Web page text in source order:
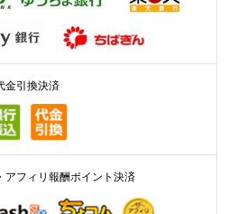
金引換決済
アフィリ報酬ポイント決済